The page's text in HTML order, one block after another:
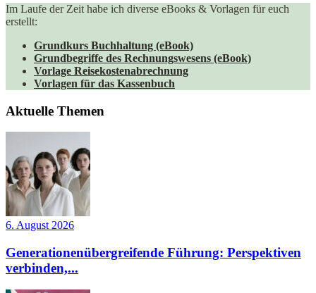
Im Laufe der Zeit habe ich diverse eBooks & Vorlagen für euch
erstellt:
Grundkurs Buchhaltung (eBook)
Grundbegriffe des Rechnungswesens (eBook)
Vorlage Reisekostenabrechnung
Vorlagen für das Kassenbuch
Aktuelle Themen
6. August 2026
Generationenübergreifende Führung: Perspektiven
verbinden,...